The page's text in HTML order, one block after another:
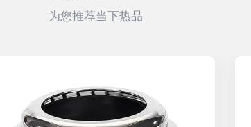
为您推荐当下热品